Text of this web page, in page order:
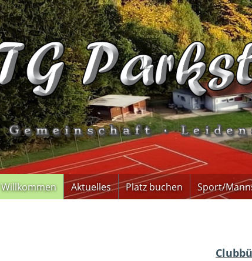
Willkommen Aktuelles Platz buchen Sport/